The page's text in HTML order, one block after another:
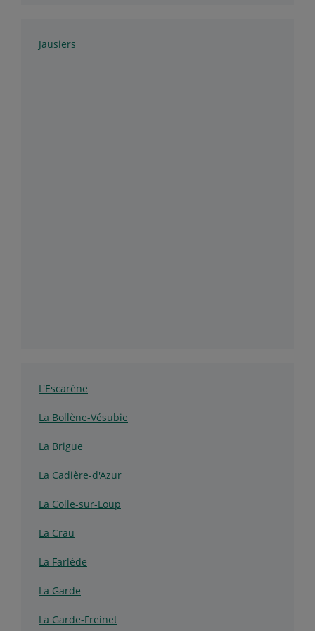
Jausiers
L'Escarène
La Bollène-Vésubie
La Brigue
La Cadière-d'Azur
La Colle-sur-Loup
La Crau
La Farlède
La Garde
La Garde-Freinet